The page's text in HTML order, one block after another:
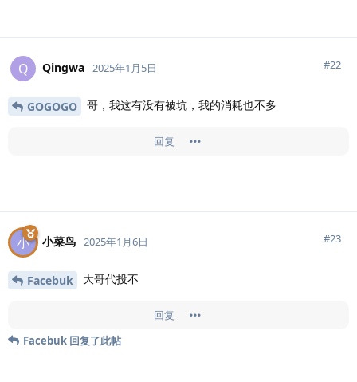
Q Qingwa 2025年1月5日 #22
GOGOGO 哥，我这有没有被坑，我的消耗也不多
回复
小 小菜鸟 2025年1月6日 #23
Facebuk 大哥代投不
回复
Facebuk 回复了此帖